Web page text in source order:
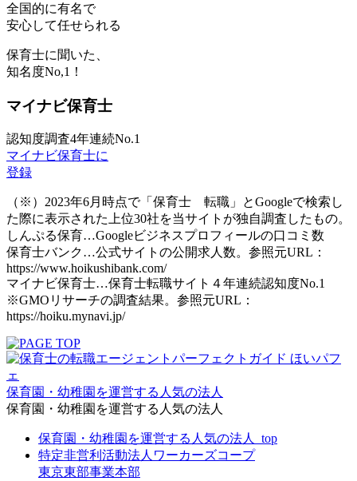
全国的に有名で
安心して任せられる
保育士に聞いた、
知名度No,1！
マイナビ保育士
認知度調査4年連続No.1
マイナビ保育士に
登録
（※）2023年6月時点で「保育士 転職」とGoogleで検索し
た際に表示された上位30社を当サイトが独自調査したもの。
しんぷる保育…Googleビジネスプロフィールの口コミ数
保育士バンク…公式サイトの公開求人数。参照元URL：
https://www.hoikushibank.com/
マイナビ保育士…保育士転職サイト４年連続認知度No.1
※GMOリサーチの調査結果。参照元URL：
https://hoiku.mynavi.jp/
保育園・幼稚園を運営する人気の法人
保育園・幼稚園を運営する人気の法人
保育園・幼稚園を運営する人気の法人_top
特定非営利活動法人ワーカーズコープ
東京東部事業本部